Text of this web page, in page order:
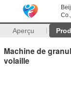
Aperçu
Machine de
volaille